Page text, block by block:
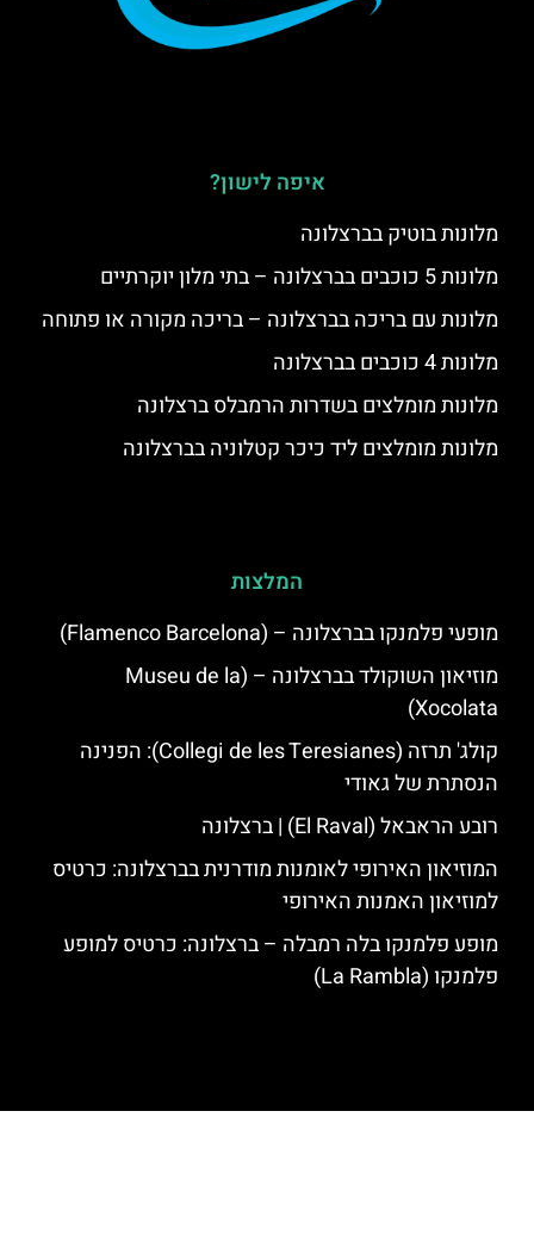
איפה לישון?
מלונות בוטיק בברצלונה
מלונות 5 כוכבים בברצלונה – בתי מלון יוקרתיים
מלונות עם בריכה בברצלונה – בריכה מקורה או פתוחה
מלונות 4 כוכבים בברצלונה
מלונות מומלצים בשדרות הרמבלס ברצלונה
מלונות מומלצים ליד כיכר קטלוניה בברצלונה
המלצות
מופעי פלמנקו בברצלונה – (Flamenco Barcelona)
מוזיאון השוקולד בברצלונה – (Museu de la
Xocolata)
קולג' תרזה (Collegi de les Teresianes): הפנינה
הנסתרת של גאודי
רובע הראבאל (El Raval) | ברצלונה
המוזיאון האירופי לאומנות מודרנית בברצלונה: כרטיס
למוזיאון האמנות האירופי
מופע פלמנקו בלה רמבלה – ברצלונה: כרטיס למופע
פלמנקו (La Rambla)